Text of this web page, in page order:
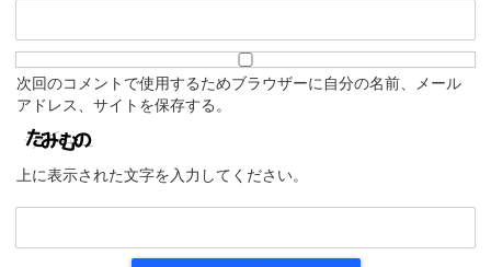
次回のコメントで使用するためブラウザーに自分の名前、メール
アドレス、サイトを保存する。
上に表示された文字を入力してください。